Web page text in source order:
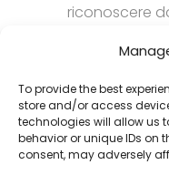
To provide the best
store and/or access
technologies will allow us
behavior or unique IDs on
consent, may adversely
riconoscere
al quale era
Anacleto,
Ruggero II
Il 22 di luglio
pontefice –